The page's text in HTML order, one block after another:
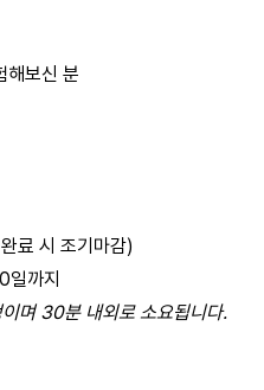
해보신 분
료 시 조기마감)
일까지
며 30분 내외로 소요됩니다.